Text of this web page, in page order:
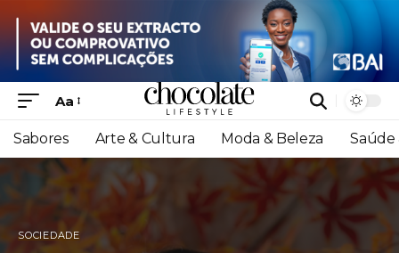
Aa
Sabores Arte & Cultura Moda & Beleza Saúde
SOCIEDADE